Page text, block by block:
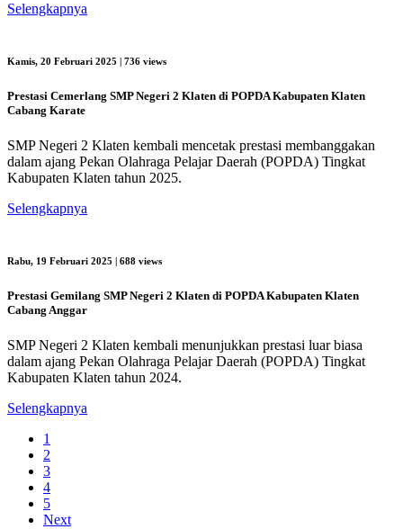
Selengkapnya
Kamis, 20 Februari 2025 | 736 views
Prestasi Cemerlang SMP Negeri 2 Klaten di POPDA Kabupaten Klaten
Cabang Karate
SMP Negeri 2 Klaten kembali mencetak prestasi membanggakan
dalam ajang Pekan Olahraga Pelajar Daerah (POPDA) Tingkat
Kabupaten Klaten tahun 2025.
Selengkapnya
Rabu, 19 Februari 2025 | 688 views
Prestasi Gemilang SMP Negeri 2 Klaten di POPDA Kabupaten Klaten
Cabang Anggar
SMP Negeri 2 Klaten kembali menunjukkan prestasi luar biasa
dalam ajang Pekan Olahraga Pelajar Daerah (POPDA) Tingkat
Kabupaten Klaten tahun 2024.
Selengkapnya
1
2
3
4
5
Next